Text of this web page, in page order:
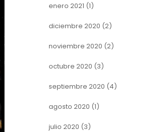
enero 2021 (1)
diciembre 2020 (2)
noviembre 2020 (2)
octubre 2020 (3)
septiembre 2020 (4)
agosto 2020 (1)
julio 2020 (3)